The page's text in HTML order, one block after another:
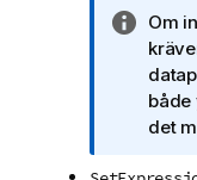
A
n
t
e
c
Om
både
det